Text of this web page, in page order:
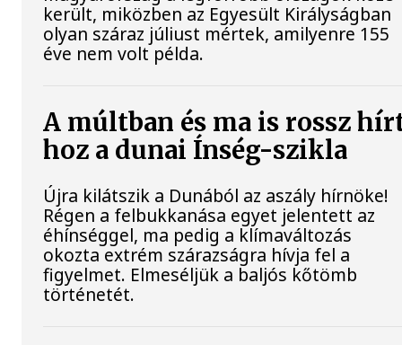
került, miközben az Egyesült Királyságban
olyan száraz júliust mértek, amilyenre 155
éve nem volt példa.
A múltban és ma is rossz
hoz a dunai Ínség-szikla
Újra kilátszik a Dunából az aszály hírnöke!
Régen a felbukkanása egyet jelentett az
éhínséggel, ma pedig a klímaváltozás
okozta extrém szárazságra hívja fel a
figyelmet. Elmeséljük a baljós kőtömb
történetét.